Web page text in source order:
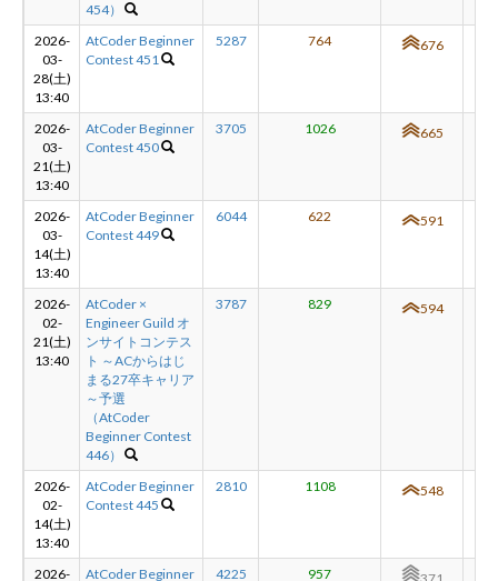
454）
2026-
03-
28(土)
13:40
AtCoder Beginner
Contest 451
5287 764 676
2026-
03-
21(土)
13:40
AtCoder Beginner
Contest 450
3705 1026 665
2026-
03-
14(土)
13:40
AtCoder Beginner
Contest 449
6044 622 591
2026-
02-
21(土)
13:40
AtCoder ×
Engineer Guild オ
ンサイトコンテス
ト ～ACからはじ
まる27卒キャリア
～予選
（AtCoder
Beginner Contest
446）
3787 829 594
2026-
02-
14(土)
13:40
AtCoder Beginner
Contest 445
2810 1108 548
2026-
AtCoder Beginner
4225 957